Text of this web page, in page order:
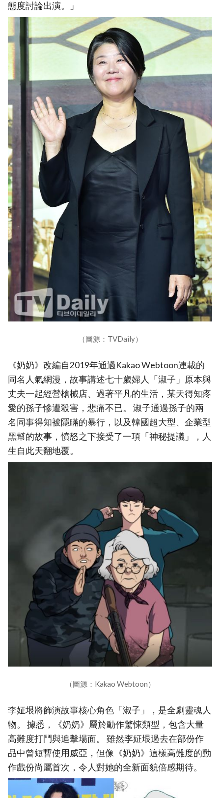
態度討論出演。」
（圖源：TVDaily）
《奶奶》改編自2019年通過Kakao Webtoon連載的
同名人氣網漫，故事講述七十歲婦人「淑子」原本與
丈夫一起經營槍械店、過著平凡的生活，某天得知疼
愛的孫子慘遭殺害，悲痛不已。 淑子通過孫子的兩
名同事得知被隱瞞的暴行，以及韓國超大型、企業型
黑幫的故事，憤怒之下接受了一項「神秘提議」，人
生自此天翻地覆。
（圖源：Kakao Webtoon）
李姃垠將飾演故事核心角色「淑子」，是全劇靈魂人
物。 據悉，《奶奶》屬於動作驚悚類型，包含大量
高難度打鬥與追擊場面。 雖然李姃垠過去在部份作
品中曾短暫使用威亞，但像《奶奶》這樣高難度的動
作戲份尚屬首次，令人對她的全新面貌倍感期待。